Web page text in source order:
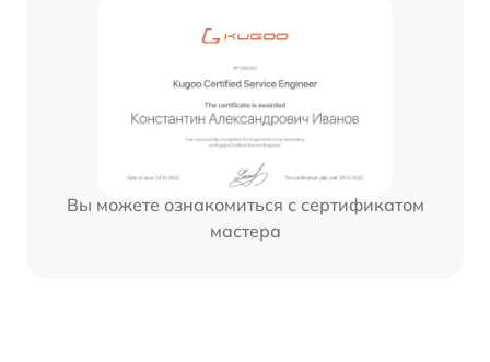
Вы можете ознакомиться с сертификатом
мастера